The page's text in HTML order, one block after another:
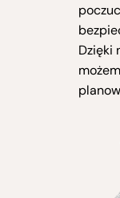
Dzięki